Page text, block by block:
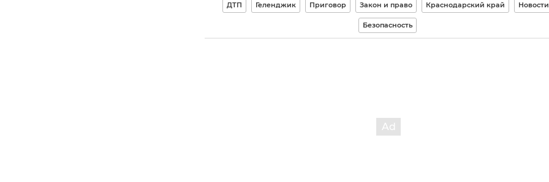
ДТП Геленджик Приговор Закон и право Краснодарский край Новости
Безопасность